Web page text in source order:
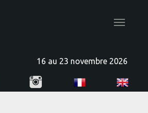
Toggle
16 au 23 novembre 2026